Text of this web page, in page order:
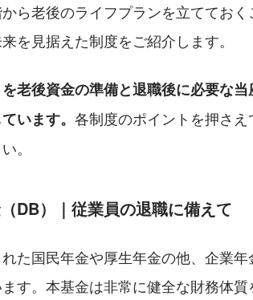
ら老後のライフプランを立ててお
を見据えた制度をご紹介します。
老後資金の準備と退職後に必要な
います。 各制度のポイントを押さ
。
DB）｜従業員の退職に備えて
た国民年金や厚生年金の他、企業年
す。本基金は非常に健全な財務体